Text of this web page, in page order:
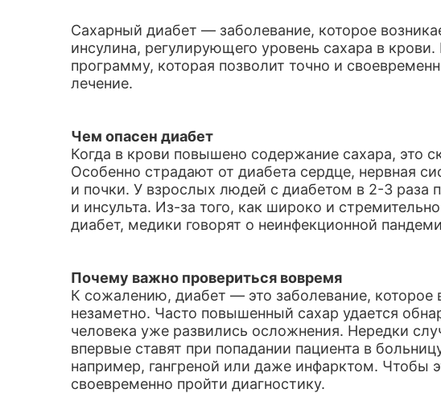
Сахарный диабет — заболевание, которое
инсулина, регулирующего уровень сахара в
программу, которая позволит точно и
лечение.
Чем опасен диабет
Когда в крови повышено содержание сахара, это
Особенно страдают от диабета сердце, нервная
и почки. У взрослых людей с диабетом в 2-3 раза
и инсульта. Из-за того, как широко и
диабет, медики говорят о неинфекционной
Почему важно провериться вовремя
К сожалению, диабет — это заболевание, которое
незаметно. Часто повышенный сахар удается
человека уже развились осложнения. Нередки
впервые ставят при попадании пациента в
например, гангреной или даже инфарктом. Чтобы
своевременно пройти диагностику.